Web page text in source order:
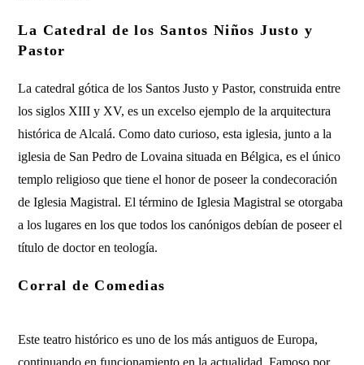
La Catedral de los Santos Niños Justo y
Pastor
La catedral gótica de los Santos Justo y Pastor, construida entre
los siglos XIII y XV, es un excelso ejemplo de la arquitectura
histórica de Alcalá. Como dato curioso, esta iglesia, junto a la
iglesia de San Pedro de Lovaina situada en Bélgica, es el único
templo religioso que tiene el honor de poseer la condecoración
de Iglesia Magistral. El término de Iglesia Magistral se otorgaba
a los lugares en los que todos los canónigos debían de poseer el
título de doctor en teología.
Corral de Comedias
Este teatro histórico es uno de los más antiguos de Europa,
continuando en funcionamiento en la actualidad. Famoso por